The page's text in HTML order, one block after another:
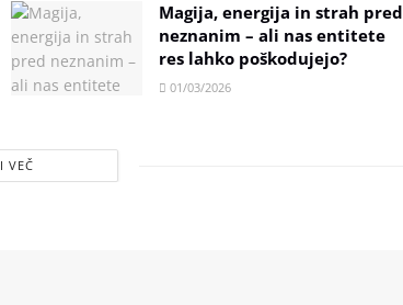
Magija, energija in strah pred
neznanim – ali nas entitete
res lahko poškodujejo?
01/03/2026
VEČ